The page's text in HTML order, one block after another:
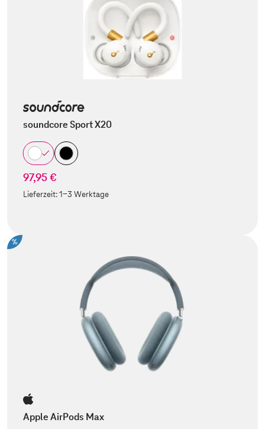
soundcore Sport X20
97,95 €
Lieferzeit:1-3 Werktage
%
Apple AirPods Max